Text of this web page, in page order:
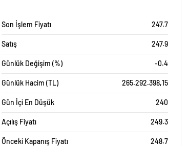
Son İşlem Fiyatı 247.7
Satış 247.9
Günlük Değişim (%) -0.4
Günlük Hacim (TL) 265.292.398,15
Gün İçi En Düşük 240
Açılış Fiyatı 249.3
Önceki Kapanış Fiyatı 248.7